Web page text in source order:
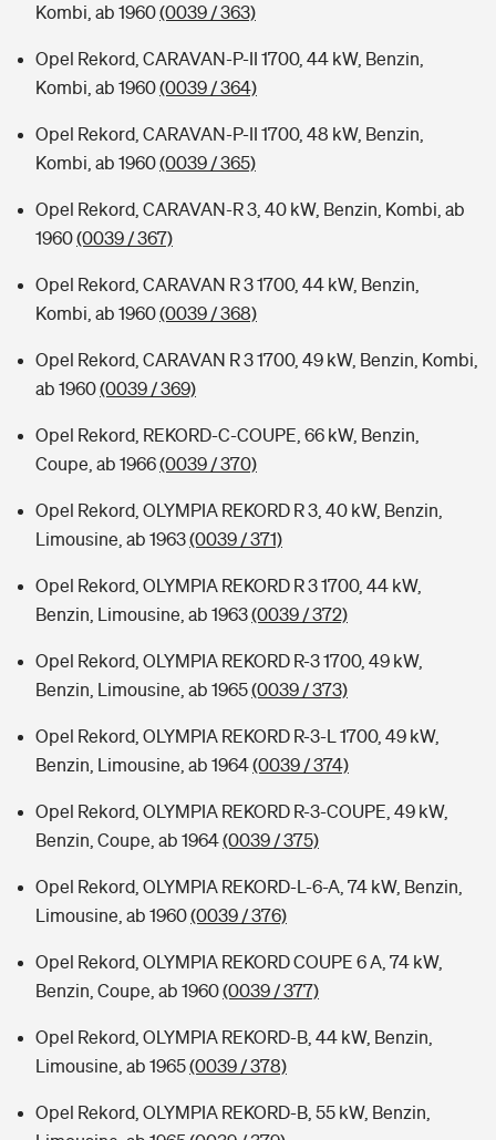
Kombi, ab 1960(0039 / 363)
Opel Rekord, CARAVAN-P-II 1700, 44 kW, Benzin,
Kombi, ab 1960(0039 / 364)
Opel Rekord, CARAVAN-P-II 1700, 48 kW, Benzin,
Kombi, ab 1960(0039 / 365)
Opel Rekord, CARAVAN-R 3, 40 kW, Benzin, Kombi, ab
1960(0039 / 367)
Opel Rekord, CARAVAN R 3 1700, 44 kW, Benzin,
Kombi, ab 1960(0039 / 368)
Opel Rekord, CARAVAN R 3 1700, 49 kW, Benzin, Kombi,
ab 1960(0039 / 369)
Opel Rekord, REKORD-C-COUPE, 66 kW, Benzin,
Coupe, ab 1966(0039 / 370)
Opel Rekord, OLYMPIA REKORD R 3, 40 kW, Benzin,
Limousine, ab 1963(0039 / 371)
Opel Rekord, OLYMPIA REKORD R 3 1700, 44 kW,
Benzin, Limousine, ab 1963(0039 / 372)
Opel Rekord, OLYMPIA REKORD R-3 1700, 49 kW,
Benzin, Limousine, ab 1965(0039 / 373)
Opel Rekord, OLYMPIA REKORD R-3-L 1700, 49 kW,
Benzin, Limousine, ab 1964(0039 / 374)
Opel Rekord, OLYMPIA REKORD R-3-COUPE, 49 kW,
Benzin, Coupe, ab 1964(0039 / 375)
Opel Rekord, OLYMPIA REKORD-L-6-A, 74 kW, Benzin,
Limousine, ab 1960(0039 / 376)
Opel Rekord, OLYMPIA REKORD COUPE 6 A, 74 kW,
Benzin, Coupe, ab 1960(0039 / 377)
Opel Rekord, OLYMPIA REKORD-B, 44 kW, Benzin,
Limousine, ab 1965(0039 / 378)
Opel Rekord, OLYMPIA REKORD-B, 55 kW, Benzin,